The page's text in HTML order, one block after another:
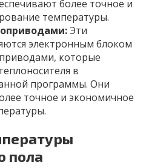
более точное и
температуры.
Эти
электронным блоком
которые
в
программы. Они
точное и экономичное
пола